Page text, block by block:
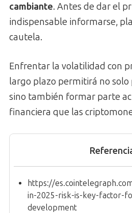
cambiante. Antes de dar el
indispensable informarse,
cautela.
Enfrentar la volatilidad con
largo plazo permitirá no
sino también formar parte
financiera que las
https://
in-2025-risk-is-key-factor-
development